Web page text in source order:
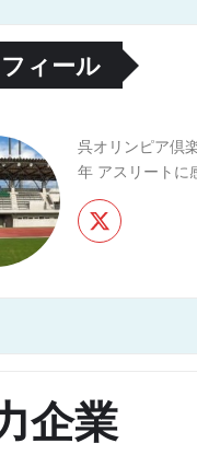
ィール
呉オリンピア倶
年 アスリートに
企業